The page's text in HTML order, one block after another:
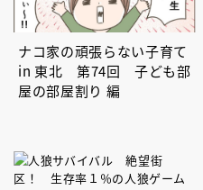
ナコ家の頑張らない子育て
in 東北 第74回 子ども部
屋の部屋割り 編